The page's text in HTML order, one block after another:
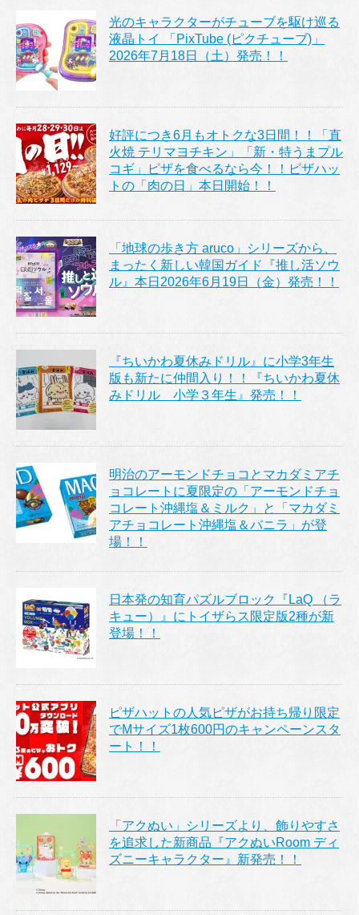
光のキャラクターがチューブを駆け巡る
液晶トイ 「PixTube (ピクチューブ)」
2026年7月18日（土）発売！！
好評につき6月もオトクな3日間！！「直
火焼 テリマヨチキン」「新・特うまプル
コギ」ピザを食べるなら今！！ピザハッ
トの「肉の日」本日開始！！
「地球の歩き方 aruco」シリーズから、
まったく新しい韓国ガイド『推し活ソウ
ル』本日2026年6月19日（金）発売！！
『ちいかわ夏休みドリル』に小学3年生
版も新たに仲間入り！！『ちいかわ夏休
みドリル 小学３年生』発売！！
明治のアーモンドチョコとマカダミアチ
ョコレートに夏限定の「アーモンドチョ
コレート沖縄塩＆ミルク」と「マカダミ
アチョコレート沖縄塩＆バニラ」が登
場！！
日本発の知育パズルブロック『LaQ （ラ
キュー）』にトイザらス限定版2種が新
登場！！
ピザハットの人気ピザがお持ち帰り限定
でMサイズ1枚600円のキャンペーンスタ
ート！！
「アクぬい」シリーズより、飾りやすさ
を追求した新商品『アクぬいRoom ディ
ズニーキャラクター』新発売！！